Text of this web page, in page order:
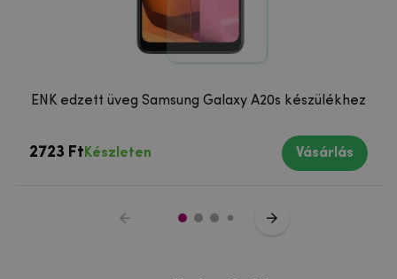
ENK edzett üveg Samsung Galaxy A20s készülékhez
2723 Ft Készleten Vásárlás